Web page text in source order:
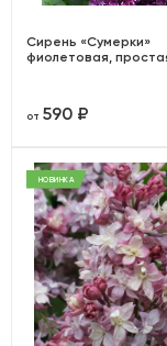
Сирень «Сумерки»
фиолетовая,
от590 ₽
НОВИНКА